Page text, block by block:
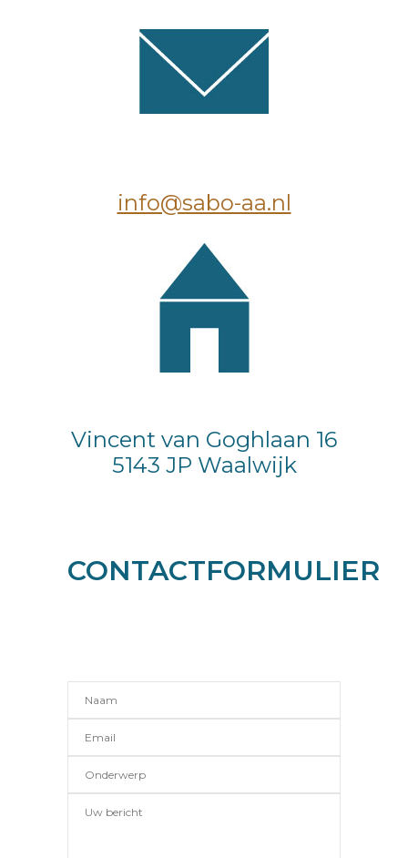
info@sabo-aa.nl
Vincent van Goghlaan 16
5143 JP Waalwijk
CONTACTFORMULIER